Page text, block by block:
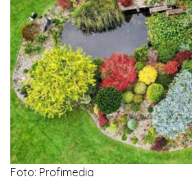
Foto: Profimedia